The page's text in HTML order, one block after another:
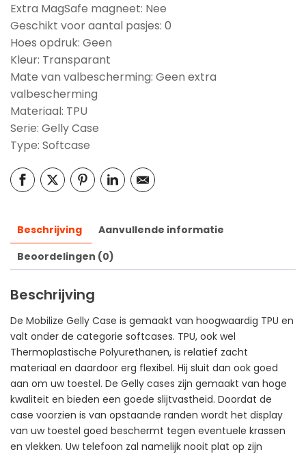
Extra MagSafe magneet: Nee
Geschikt voor aantal pasjes: 0
Hoes opdruk: Geen
Kleur: Transparant
Mate van valbescherming: Geen extra
valbescherming
Materiaal: TPU
Serie: Gelly Case
Type: Softcase
Beschrijving
Aanvullende informatie
Beoordelingen (0)
Beschrijving
De Mobilize Gelly Case is gemaakt van hoogwaardig TPU en
valt onder de categorie softcases. TPU, ook wel
Thermoplastische Polyurethanen, is relatief zacht
materiaal en daardoor erg flexibel. Hij sluit dan ook goed
aan om uw toestel. De Gelly cases zijn gemaakt van hoge
kwaliteit en bieden een goede slijtvastheid. Doordat de
case voorzien is van opstaande randen wordt het display
van uw toestel goed beschermt tegen eventuele krassen
en vlekken. Uw telefoon zal namelijk nooit plat op zijn